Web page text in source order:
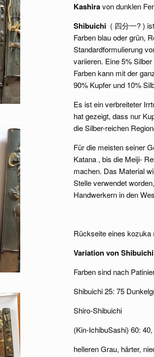
Kashiravon dunklen
Shibuichi ( 四分一? )
Farben blau oder grün,
Standardformulierung
variieren. Eine 5%
Farben kann mit der
90% Kupfer und 10%
Es ist ein verbreiteter
hat gezeigt, dass nur
die Silber-reichen
Für die meisten seiner
Katana , bis die Meiji-
machen. Das Material
Stelle verwendet
Handwerkern in den
Rückseite eines kozuka
Variation von Shibuichi
Farben sind nach
Shibuichi 25: 75
Shiro-Shibuichi
(Kin-IchibuSashi) 60:
helleren Grau, härter,